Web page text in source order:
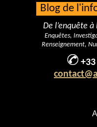
Blog de
De l’enquête
Enquêtes,
Renseignement,